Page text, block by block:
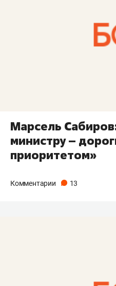
Марсель
министру –
приоритетом»
Комментарии 13